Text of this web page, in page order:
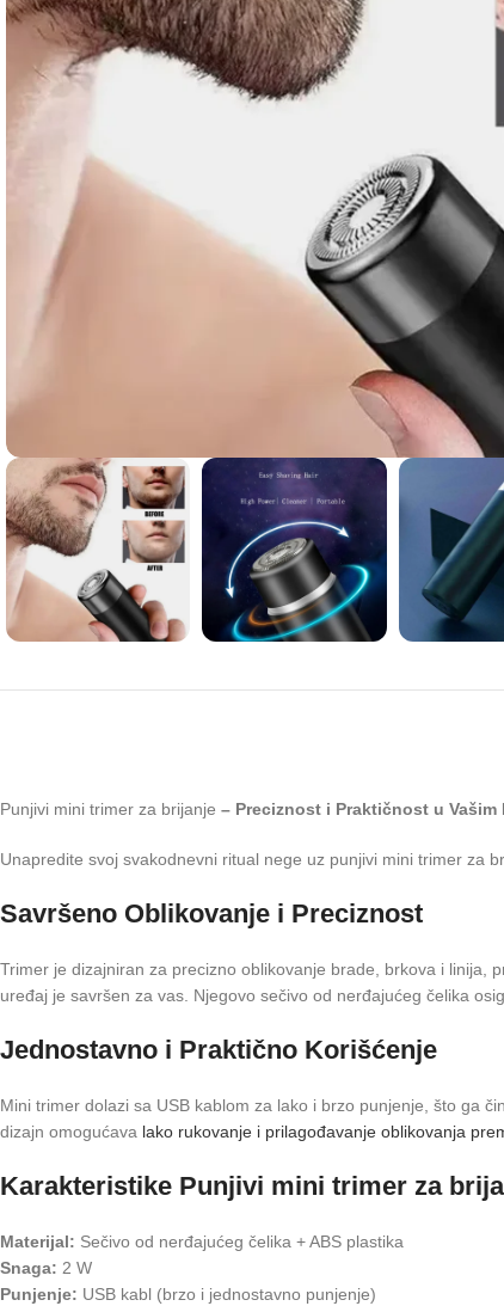
Punjivi mini trimer za brijanje – Preciznost i Praktičnost u Vašim
Unapredite svoj svakodnevni ritual nege uz punjivi mini trimer za
Savršeno Oblikovanje i Preciznost
Trimer je dizajniran za precizno oblikovanje brade, brkova i linija,
uređaj je savršen za vas. Njegovo sečivo od nerđajućeg čelika
Jednostavno i Praktično Korišćenje
Mini trimer dolazi sa USB kablom za lako i brzo punjenje, što ga
dizajn omogućava lako rukovanje i prilagođavanje oblikovanja
Karakteristike Punjivi mini trimer za
Materijal: Sečivo od nerđajućeg čelika + ABS plastika
Snaga: 2 W
Punjenje: USB kabl (brzo i jednostavno punjenje)